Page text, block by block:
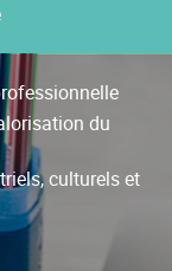
du
culturels et